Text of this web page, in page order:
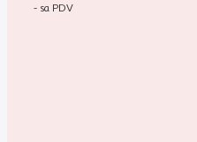
- sa PDV